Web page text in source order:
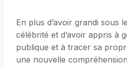
En plus d’avoir grandi sous
célébrité et d’avoir appris à
publique et à tracer sa
une nouvelle